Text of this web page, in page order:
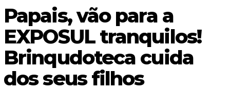
Papais, vão para a
EXPOSUL tranquilos!
Brinqudoteca cuida
dos seus filhos